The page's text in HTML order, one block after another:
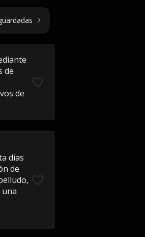
de
de
días
de